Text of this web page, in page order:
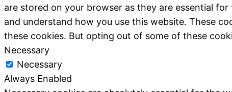
are stored on your browser as they are essential
and understand how you use this website. These
these cookies. But opting out of some of these
Necessary
Necessary
Always Enabled